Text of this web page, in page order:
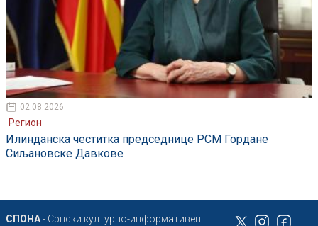
02.08.2026
Регион
Илинданска честитка председнице РСМ Гордане
Сиљановске Давкове
СПОНА- Српски културно-информативен